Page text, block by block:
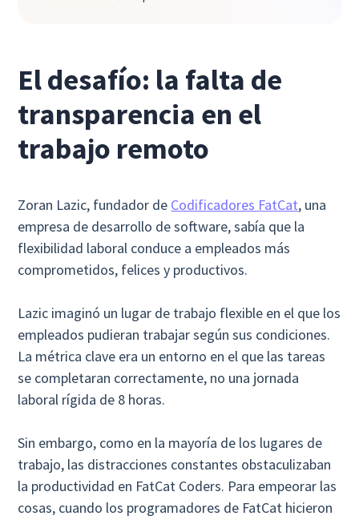
El desafío: la falta de
transparencia en el
trabajo remoto
Zoran Lazic, fundador de Codificadores FatCat, una
empresa de desarrollo de software, sabía que la
flexibilidad laboral conduce a empleados más
comprometidos, felices y productivos.
Lazic imaginó un lugar de trabajo flexible en el que los
empleados pudieran trabajar según sus condiciones.
La métrica clave era un entorno en el que las tareas
se completaran correctamente, no una jornada
laboral rígida de 8 horas.
Sin embargo, como en la mayoría de los lugares de
trabajo, las distracciones constantes obstaculizaban
la productividad en FatCat Coders. Para empeorar las
cosas, cuando los programadores de FatCat hicieron